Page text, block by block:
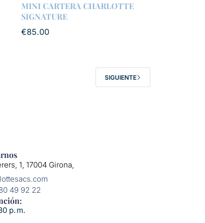
MINI CARTERA CHARLOTTE
SIGNATURE
€85.00
SIGUIENTE
1, 17004 Girona,
49 92 22
p. m.